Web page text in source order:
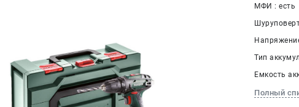
МФИ : есть
Тип
Емкость
Полный